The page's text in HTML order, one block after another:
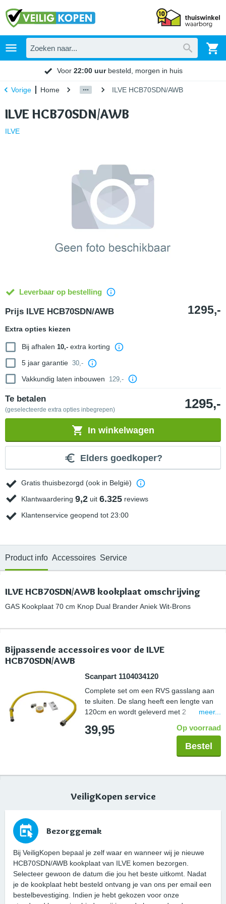
Voor 22:00 uurbesteld, morgen in huis
Vorige Home ILVE HCB70SDN/AWB
ILVE HCB70SDN/AWB
ILVE
Leverbaar op bestelling
Prijs ILVE HCB70SDN/AWB 1295,-
Extra opties kiezen
Bij afhalen 10,-extra korting
5 jaar garantie 30,-
Vakkundig laten inbouwen 129,-
Te betalen
(geselecteerde extra opties inbegrepen) 1295,-
In winkelwagen
Elders goedkoper?
Gratis thuisbezorgd (ook in België)
Klantwaardering 9,2 uit 6.325 reviews
Klantenservice geopend tot 23:00
Product info Accessoires Service
ILVE HCB70SDN/AWB kookplaat omschrijving
GAS Kookplaat 70 cm Knop Dual Brander Aniek Wit-Brons
Bijpassende accessoires voor de ILVE
HCB70SDN/AWB
Scanpart 1104034120
Complete set om een RVS gasslang aan
te sluiten. De slang heeft een lengte van
120cm en wordt geleverd met 2
aangesloten kan worden. De tape wordt
gebruikt om de schroefdraadverbinding
veilig af te sluiten. De gehele set is Gastec
meer...
39,95 Op voorraad
Bestel
VeiligKopen service
Bezorggemak
Bij VeiligKopen bepaal je zelf waar en wanneer wij je nieuwe
HCB70SDN/AWB kookplaat van ILVE komen bezorgen.
Selecteer gewoon de datum die jou het beste uitkomt. Nadat
je de kookplaat hebt besteld ontvang je van ons per email een
bestelbevestiging. Indien je hebt gekozen voor onze